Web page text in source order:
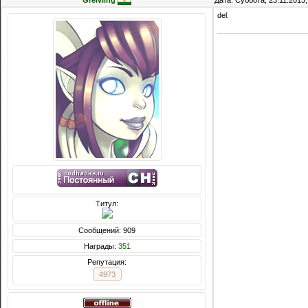
Титул:
Сообщений: 909
Награды: 351
Репутация:
4973
del.